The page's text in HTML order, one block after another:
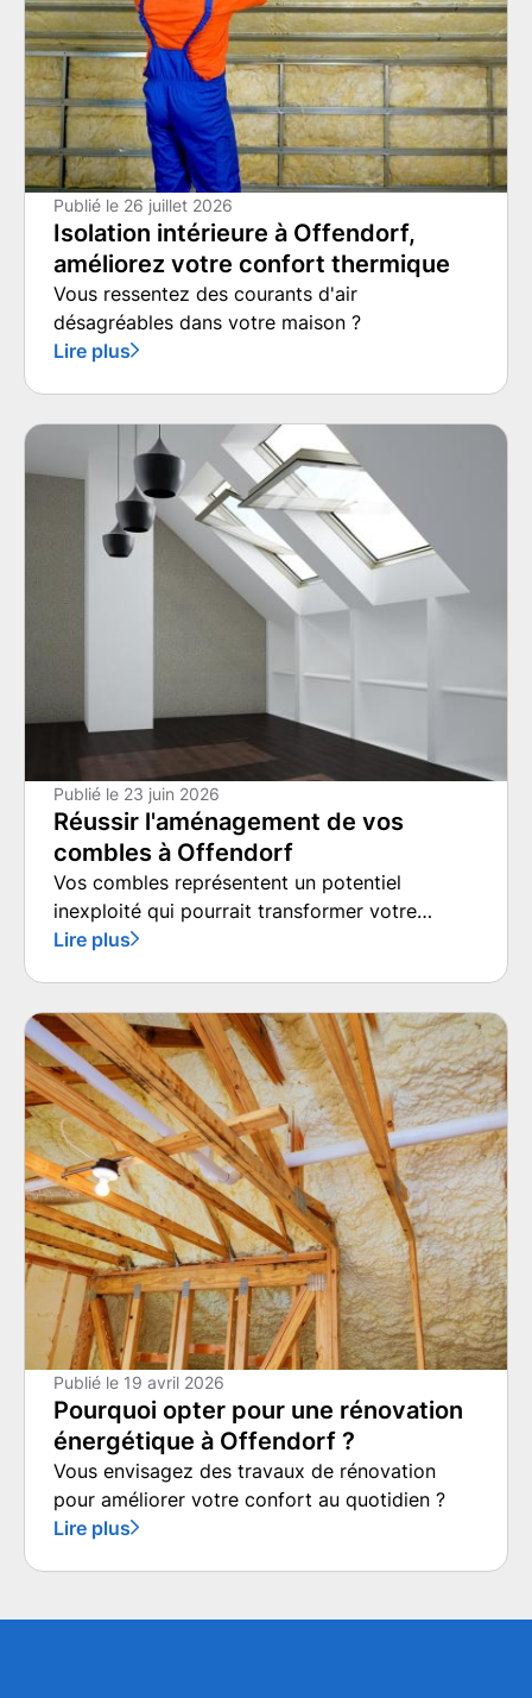
Publié le 26 juillet 2026
Isolation intérieure à Offendorf,
améliorez votre confort thermique
Vous ressentez des courants d'air
désagréables dans votre maison ?
Lire plus
Publié le 23 juin 2026
Réussir l'aménagement de vos
combles à Offendorf
Vos combles représentent un potentiel
inexploité qui pourrait transformer votre
quotidien.
Lire plus
Publié le 19 avril 2026
Pourquoi opter pour une rénovation
énergétique à Offendorf ?
Vous envisagez des travaux de rénovation
pour améliorer votre confort au quotidien ?
Lire plus